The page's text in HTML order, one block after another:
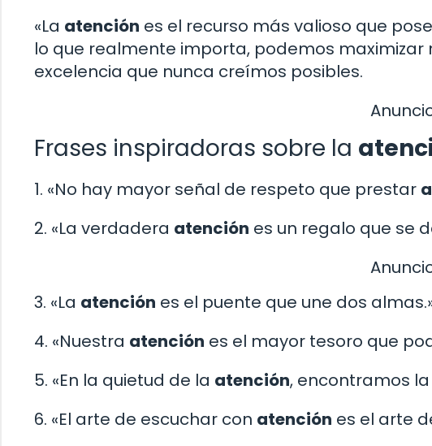
«La atención es el recurso más valioso que
lo que realmente importa, podemos
excelencia que nunca creímos posibles.
Frases inspiradoras sobre la
1. «No hay mayor señal de respeto que prestar
2. «La verdadera atención es un regalo que se
3. «La atención es el puente que une dos
4. «Nuestra atención es el mayor tesoro que
5. «En la quietud de la atención, encontramos
6. «El arte de escuchar con atención es el arte